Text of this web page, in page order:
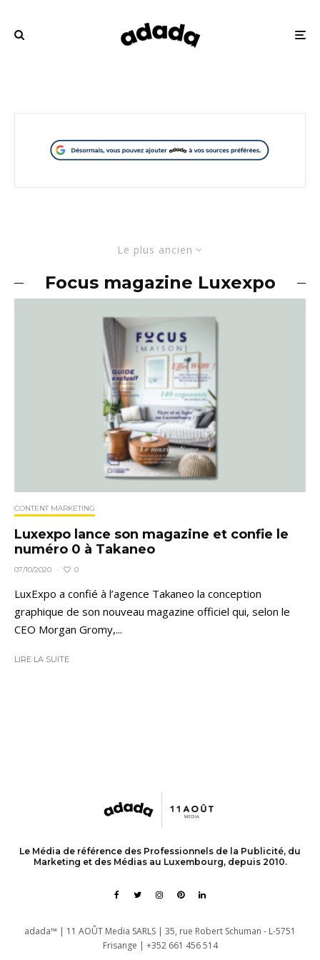
Le plus ancien
Focus magazine Luxexpo
CONTENT MARKETING
Luxexpo lance son magazine et confie le
numéro 0 à Takaneo
07/10/2020 · 0
LuxExpo a confié à l’agence Takaneo la conception
graphique de son nouveau magazine officiel qui, selon le
CEO Morgan Gromy,...
LIRE LA SUITE
Le Média de référence des Professionnels de la Publicité, du
Marketing et des Médias au Luxembourg, depuis 2010.
adada™ | 11 AOÛT Media SARLS | 35, rue Robert Schuman - L-5751
Frisange | +352 661 456 514